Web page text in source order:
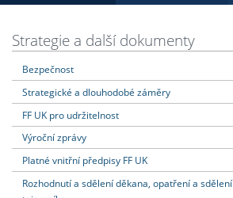
Dozvědět se více
Podat přihlášku
Dozvědět se více
Dozvědět se více
Dozvědět se více
Strategie a další dokumenty
Bezpečnost
Strategické a dlouhodobé záměry
FF UK pro udržitelnost
Výroční zprávy
Platné vnitřní předpisy FF UK
Rozhodnutí a sdělení děkana, opatření a sdělení